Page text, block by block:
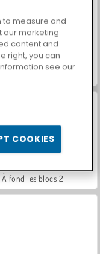
À fond les blocs 2
to measure and
our marketing
content and
right, you can
see our
COOKIES